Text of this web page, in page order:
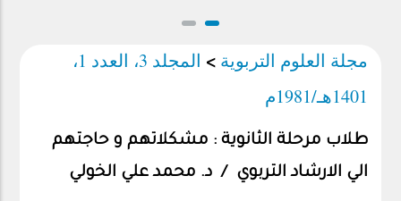
مجلة العلوم التربوية >
المجلد 3، العدد 1،
1401هـ/1981م
طلاب مرحلة الثانوية : مشكلاتهم و حاجتهم
الي الارشاد التربوي / د. محمد علي الخولي